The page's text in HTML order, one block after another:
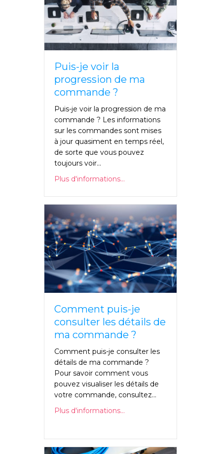
Puis-je voir la
progression de ma
commande ?
Puis-je voir la progression de ma
commande ? Les informations
sur les commandes sont mises
à jour quasiment en temps réel,
de sorte que vous pouvez
toujours voir...
Plus d'informations...
Comment puis-je
consulter les détails de
ma commande ?
Comment puis-je consulter les
détails de ma commande ?
Pour savoir comment vous
pouvez visualiser les détails de
votre commande, consultez...
Plus d'informations...